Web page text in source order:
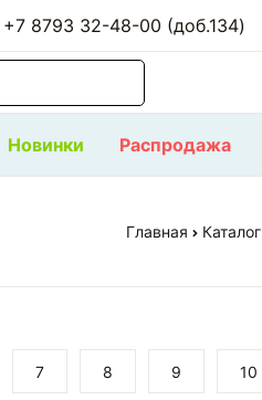
+7 8793 32-48-00 (доб.134)
Новинки Распродажа
Главная Каталог
7 8 9 10